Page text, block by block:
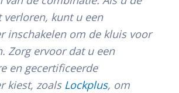
verloren, kunt u een
inschakelen om de kluis voor
Zorg ervoor dat u een
en gecertificeerde
kiest, zoals Lockplus, om